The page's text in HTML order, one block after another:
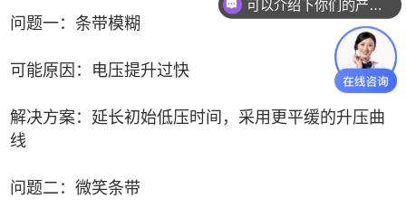
问题一：条带模糊
可能原因：电压提升过快
解决方案：延长初始低压时间，采用更平缓的升压曲
线
问题二：微笑条带